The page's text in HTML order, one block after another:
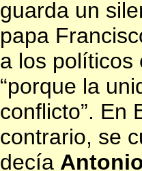
guarda un
papa
a los políticos
“porque la
conflicto”. En
contrario, se
decía